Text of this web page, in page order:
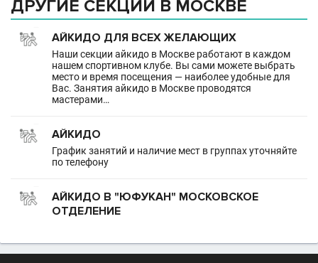
ДРУГИЕ СЕКЦИИ В МОСКВЕ
АЙКИДО ДЛЯ ВСЕХ ЖЕЛАЮЩИХ
Наши секции айкидо в Москве работают в каждом
нашем спортивном клубе. Вы сами можете выбрать
место и время посещения — наиболее удобные для
Вас. Занятия айкидо в Москве проводятся
мастерами…
АЙКИДО
График занятий и наличие мест в группах уточняйте
по телефону
АЙКИДО В "ЮФУКАН" МОСКОВСКОЕ
ОТДЕЛЕНИЕ